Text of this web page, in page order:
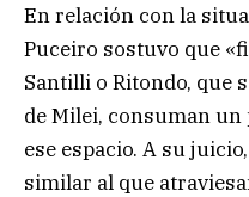
En relación con la
Puceiro sostuvo que
Santilli o Ritondo, que
de Milei, consuman un
ese espacio. A su
similar al que